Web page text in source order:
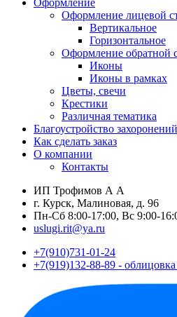
Оформление лицевой
Вертикальное
Горизонтальное
Оформление обратной
Иконы
Иконы в рамках
Цветы, свечи
Крестики
Различная тематика
Благоустройство захоронений
Как сделать заказ
О компании
Контакты
ИП Трофимов А А
г. Курск, Малиновая, д. 96
Пн-Сб 8:00-17:00, Вс 9:00-
uslugi.rit@ya.ru
+7(910)731-01-24
+7(919)132-88-89 -